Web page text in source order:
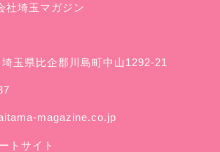
社埼玉マガジン
玉県比企郡川島町中山1292-21
magazine.co.jp
トサイト